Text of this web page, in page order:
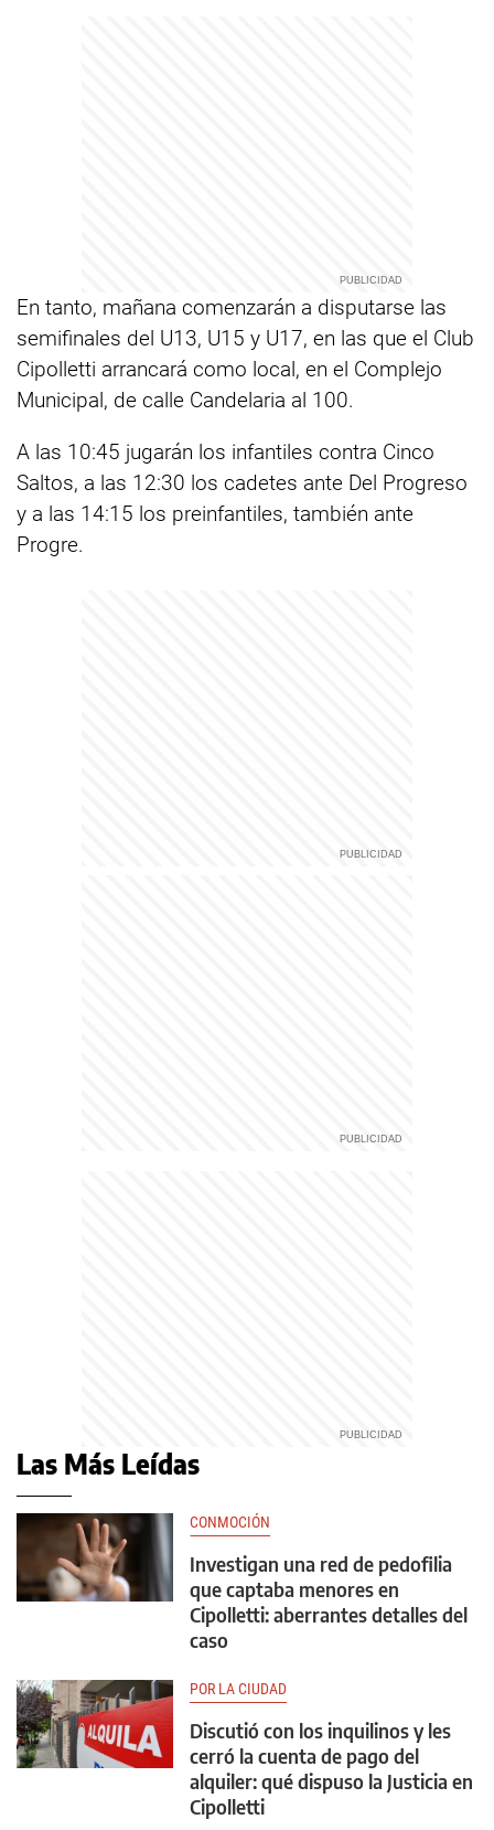
En tanto, mañana comenzarán a disputarse las
semifinales del U13, U15 y U17, en las que el Club
Cipolletti arrancará como local, en el Complejo
Municipal, de calle Candelaria al 100.
A las 10:45 jugarán los infantiles contra Cinco
Saltos, a las 12:30 los cadetes ante Del Progreso
y a las 14:15 los preinfantiles, también ante
Progre.
Las Más Leídas
CONMOCIÓN
Investigan una red de pedofilia
que captaba menores en
Cipolletti: aberrantes detalles del
caso
POR LA CIUDAD
Discutió con los inquilinos y les
cerró la cuenta de pago del
alquiler: qué dispuso la Justicia en
Cipolletti